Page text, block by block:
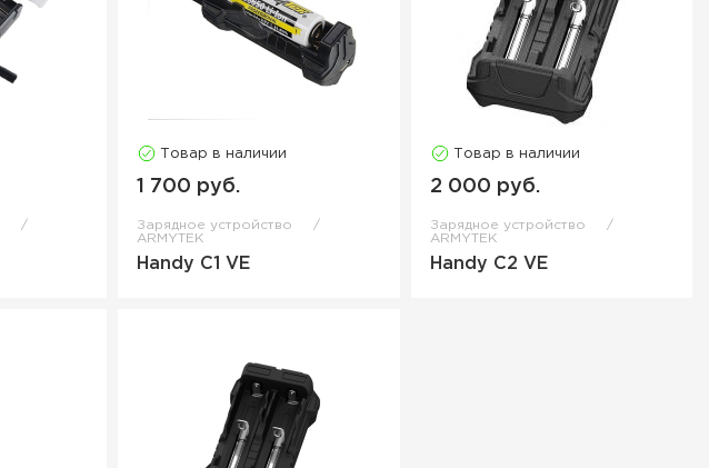
Товар в наличии
1 700 руб.
Зарядное устройство
ARMYTEK
Handy C1 VE
Товар в наличии
2 000 руб.
Зарядное устройство
ARMYTEK
Handy C2 VE